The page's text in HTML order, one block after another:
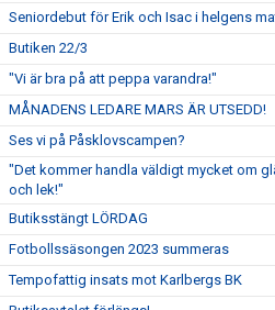
Seniordebut för Erik och Isac i helgens
Butiken 22/3
"Vi är bra på att peppa varandra!"
MÅNADENS LEDARE MARS ÄR UTSEDD!
Ses vi på Påsklovscampen?
"Det kommer handla väldigt mycket om
och lek!"
Butiksstängt LÖRDAG
Fotbollssäsongen 2023 summeras
Tempofattig insats mot Karlbergs BK